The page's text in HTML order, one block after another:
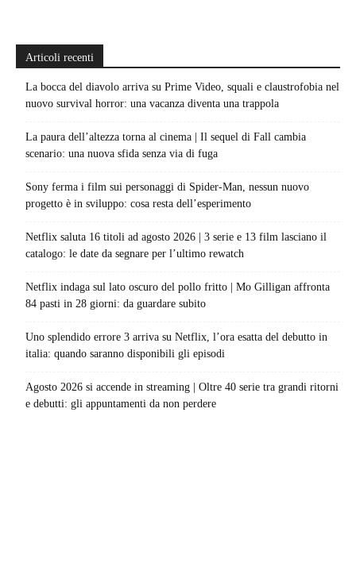
Articoli recenti
La bocca del diavolo arriva su Prime Video, squali e claustrofobia nel
nuovo survival horror: una vacanza diventa una trappola
La paura dell’altezza torna al cinema | Il sequel di Fall cambia
scenario: una nuova sfida senza via di fuga
Sony ferma i film sui personaggi di Spider-Man, nessun nuovo
progetto è in sviluppo: cosa resta dell’esperimento
Netflix saluta 16 titoli ad agosto 2026 | 3 serie e 13 film lasciano il
catalogo: le date da segnare per l’ultimo rewatch
Netflix indaga sul lato oscuro del pollo fritto | Mo Gilligan affronta
84 pasti in 28 giorni: da guardare subito
Uno splendido errore 3 arriva su Netflix, l’ora esatta del debutto in
italia: quando saranno disponibili gli episodi
Agosto 2026 si accende in streaming | Oltre 40 serie tra grandi ritorni
e debutti: gli appuntamenti da non perdere